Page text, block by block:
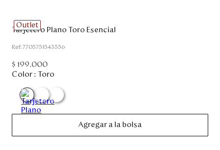
Unisex
Outlet
Disney
Outlet
Tarjetero Plano Toro Esencial
:7705751543556
$ 199.000
Color : Toro
Agregar a la bolsa